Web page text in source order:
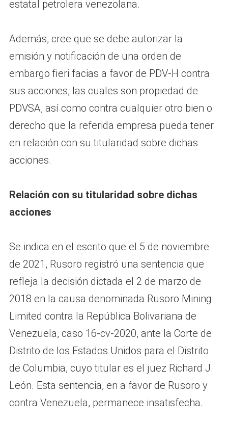
estatal petrolera venezolana.
Además, cree que se debe autorizar la
emisión y notificación de una orden de
embargo fieri facias a favor de PDV-H contra
sus acciones, las cuales son propiedad de
PDVSA, así como contra cualquier otro bien o
derecho que la referida empresa pueda tener
en relación con su titularidad sobre dichas
acciones.
Relación con su titularidad sobre dichas
acciones
Se indica en el escrito que el 5 de noviembre
de 2021, Rusoro registró una sentencia que
refleja la decisión dictada el 2 de marzo de
2018 en la causa denominada Rusoro Mining
Limited contra la República Bolivariana de
Venezuela, caso 16-cv-2020, ante la Corte de
Distrito de los Estados Unidos para el Distrito
de Columbia, cuyo titular es el juez Richard J.
León. Esta sentencia, en a favor de Rusoro y
contra Venezuela, permanece insatisfecha.